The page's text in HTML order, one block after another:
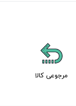
مرجوعی کالا